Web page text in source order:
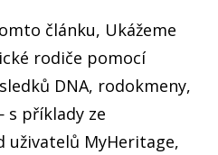
článku, Ukážeme
rodiče pomocí
DNA, rodokmeny,
příklady ze
uživatelů MyHeritage,